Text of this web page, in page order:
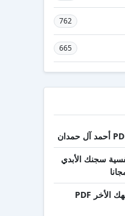
762
665
سجنك الأبدي
تحميل كتاب اعرف وجهك الأخر PDF